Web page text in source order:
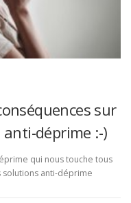
sur
déprime :-)
qui nous touche tous
anti-déprime